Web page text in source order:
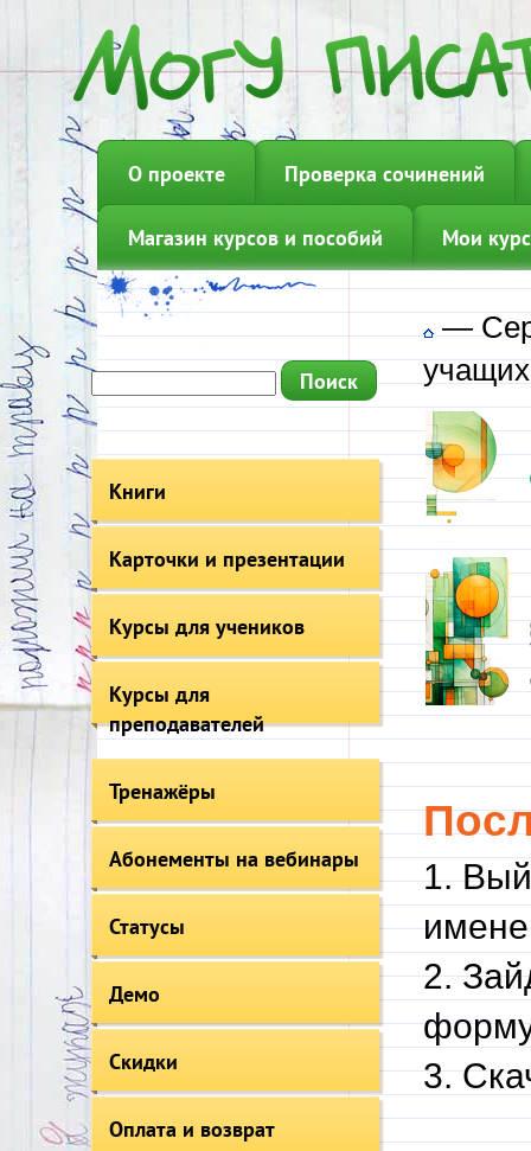
О проекте Проверка сочинений
Магазин курсов и пособий Мои
Книги
Карточки и презентации
Курсы для учеников
Курсы для
преподавателей
Тренажёры
Абонементы на вебинары
Статусы
Демо
Скидки
Оплата и возврат
—
1.
2.
3.